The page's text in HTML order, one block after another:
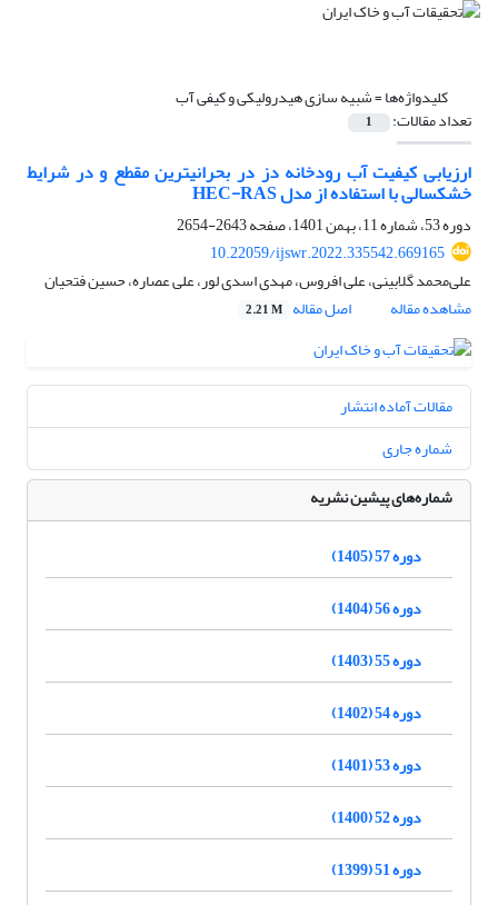
کلیدواژه‌ها =شبیه سازی هیدرولیکی و کیفی آب
تعداد مقالات: 1
ارزیابی کیفیت آب رودخانه دز در بحرانیترین مقطع و در شرایط
خشکسالی با استفاده از مدل HEC-RAS
دوره 53، شماره 11، بهمن 1401، صفحه
2643-2654
10.22059/ijswr.2022.335542.669165
علی‌محمد گلابینی، علی افروس، مهدی اسدی لور، علی عصاره، حسین فتحیان
مشاهده مقاله
اصل مقاله 2.21 M
مقالات آماده انتشار
شماره جاری
شماره‌های پیشین نشریه
دوره 57 (1405)
دوره 56 (1404)
دوره 55 (1403)
دوره 54 (1402)
دوره 53 (1401)
دوره 52 (1400)
دوره 51 (1399)